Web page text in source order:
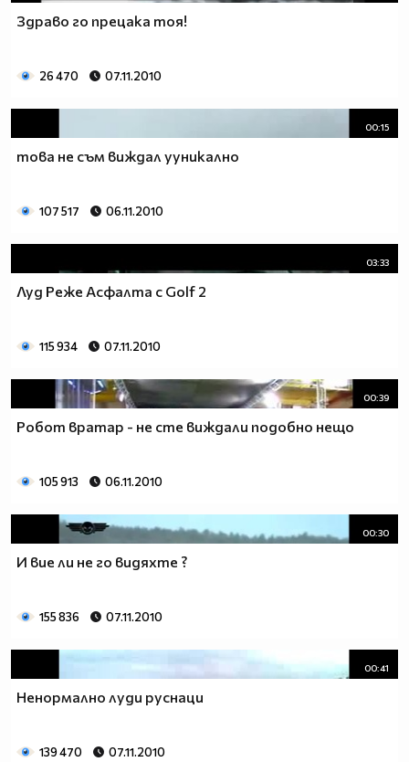
Здраво го прецака тоя!
26 470 07.11.2010
00:15
това не съм виждал ууникално
107 517 06.11.2010
03:33
Луд Реже Асфалта с Golf 2
115 934 07.11.2010
00:39
Робот вратар - не сте виждали подобно нещо
105 913 06.11.2010
00:30
И вие ли не го видяхте ?
155 836 07.11.2010
00:41
Ненормално луди руснаци
139 470 07.11.2010